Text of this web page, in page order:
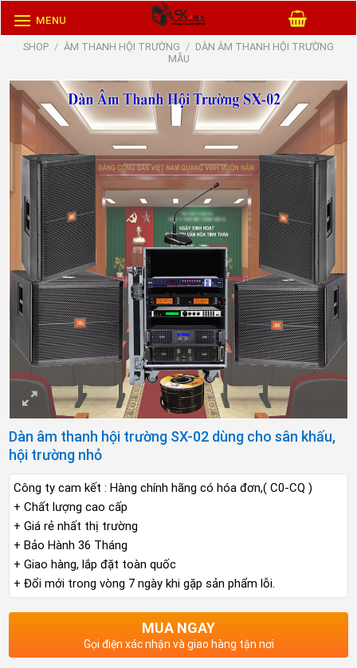
content
MENU
SHOP / ÂM THANH HỘI TRƯỜNG / DÀN ÂM THANH HỘI TRƯỜNG
MẪU
Dàn âm thanh hội trường SX-02 dùng cho sân khấu,
hội trường nhỏ
Công ty cam kết : Hàng chính hãng có hóa đơn,( C0-CQ )
+ Chất lượng cao cấp
+ Giá rẻ nhất thị trường
+ Bảo Hành 36 Tháng
+ Giao hàng, lắp đặt toàn quốc
+ Đổi mới trong vòng 7 ngày khi gặp sản phẩm lỗi.
MUA NGAY
Gọi điện xác nhận và giao hàng tận nơi